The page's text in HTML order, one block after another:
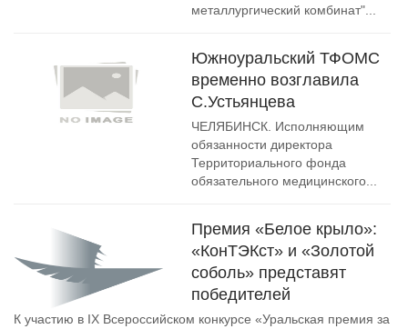
металлургический комбинат"...
Южноуральский ТФОМС
временно возглавила
С.Устьянцева
ЧЕЛЯБИНСК. Исполняющим
обязанности директора
Территориального фонда
обязательного медицинского...
Премия «Белое крыло»:
«КонТЭКст» и «Золотой
соболь» представят
победителей
К участию в IX Всероссийском конкурсе «Уральская премия за